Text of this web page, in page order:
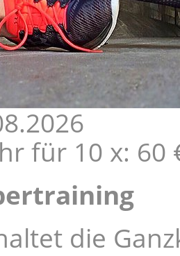
für 10 x: 60
die